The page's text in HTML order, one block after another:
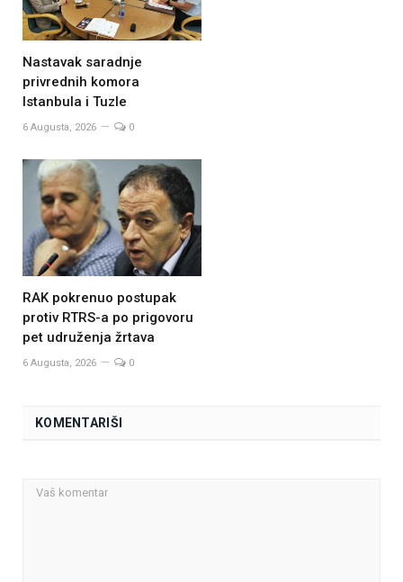
Nastavak saradnje
privrednih komora
Istanbula i Tuzle
6 Augusta, 2026 0
RAK pokrenuo postupak
protiv RTRS-a po prigovoru
pet udruženja žrtava
6 Augusta, 2026 0
KOMENTARIŠI